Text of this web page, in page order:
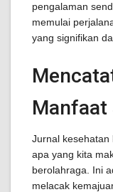
pengalaman
memulai
yang signifikan
Manfaat
Jurnal
apa yang kita
berolahraga. Ini
melacak